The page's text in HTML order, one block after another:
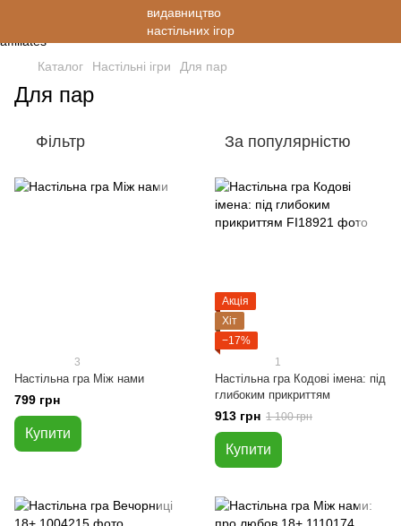
Каталог Настільні ігри Для пар
Для пар
Фільтр За популярністю
3
Настільна гра Між нами
799 грн
Купити
Акція
Хіт
−17%
1
Настільна гра Кодові імена: під
глибоким прикриттям
913 грн 1 100 грн
Купити